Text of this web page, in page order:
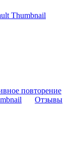
повторение
Отзывы